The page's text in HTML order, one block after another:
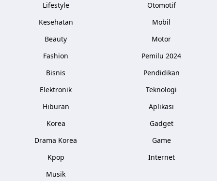
Lifestyle
Kesehatan
Beauty
Fashion
Bisnis
Elektronik
Hiburan
Korea
Drama Korea
Kpop
Musik
Otomotif
Mobil
Motor
Pemilu 2024
Pendidikan
Teknologi
Aplikasi
Gadget
Game
Internet